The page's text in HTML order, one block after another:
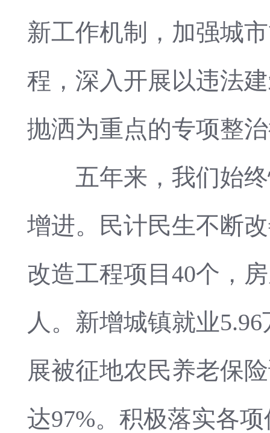
新工作机制，加强城
程，深入开展以违法
抛洒为重点的专项整
五年来，我们始终
增进。民计民生不断
改造工程项目40个，
人。新增城镇就业
展被征地农民养老保
达97%。积极落实各